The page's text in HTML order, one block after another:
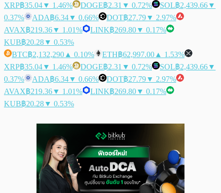
XRP฿35.04▼ 1.46% DOGE฿2.31 ▼ 0.72% SOL฿2,439.66▼
0.37%
ADA฿6.34▼ 0.66% DOT฿27.79▼ 2.97%
AVAX฿219.36▼ 1.01% LINK฿269.80▼ 0.17%
KUB฿20.28▼ 0.53%
BTC฿2,132,290 ▲ 0.10% ETH฿62,997.00 ▲ 1.53%
XRP฿35.04▼ 1.46% DOGE฿2.31 ▼ 0.72% SOL฿2,439.66▼
0.37%
ADA฿6.34▼ 0.66% DOT฿27.79▼ 2.97%
AVAX฿219.36▼ 1.01% LINK฿269.80▼ 0.17%
KUB฿20.28▼ 0.53%